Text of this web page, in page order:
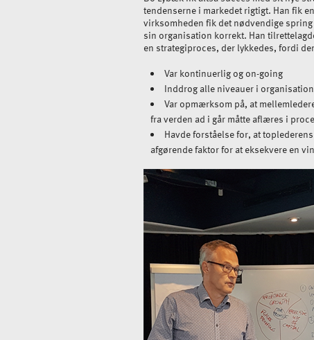
tendenserne i markedet rigtigt. Han fik
virksomheden fik det nødvendige
sin organisation korrekt. Han
en strategiproces, der lykkedes, fordi
Var kontinuerlig og on-going
Inddrog alle niveauer i
Var opmærksom på, at
fra verden ad i går måtte aflæres i
Havde forståelse for, at
afgørende faktor for at eksekvere en